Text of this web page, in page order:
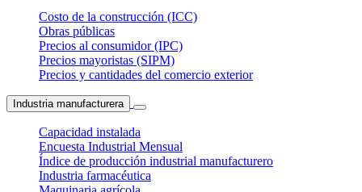
Costo de la construcción (ICC)
Obras públicas
Precios al consumidor (IPC)
Precios mayoristas (SIPM)
Precios y cantidades del comercio exterior
Industria manufacturera
Capacidad instalada
Encuesta Industrial Mensual
Índice de producción industrial manufacturero
Industria farmacéutica